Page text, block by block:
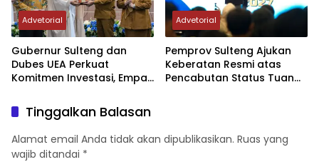
Advetorial
Gubernur Sulteng dan
Dubes UEA Perkuat
Komitmen Investasi, Empat
Advetorial
Pemprov Sulteng Ajukan
Keberatan Resmi atas
Pencabutan Status Tuan
Tinggalkan Balasan
Alamat email Anda tidak akan dipublikasikan. Ruas yang
wajib ditandai *